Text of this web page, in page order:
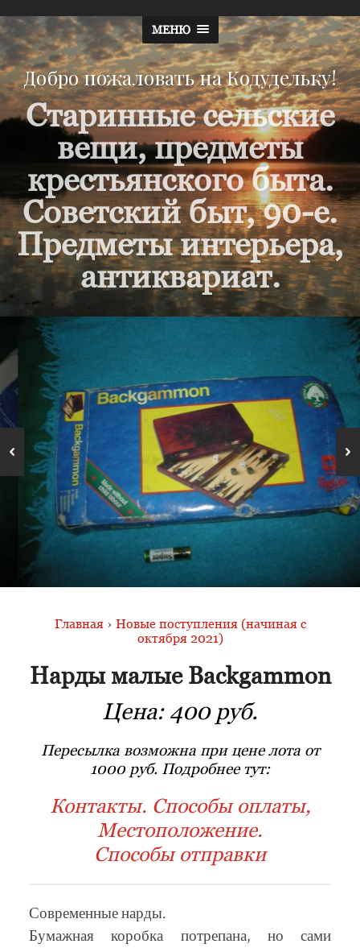
МЕНЮ
Добро пожаловать на Кодудельку!
Старинные сельские
вещи, предметы
крестьянского быта.
Советский быт, 90-е.
Предметы интерьера,
антиквариат.
Главная › Новые поступления (начиная с
октября 2021)
Нарды малые Backgammon
Цена: 400 руб.
Пересылка возможна при цене лота от
1000 руб. Подробнее тут:
Контакты. Способы оплаты,
Местоположение.
Способы отправки
Современные нарды.
Бумажная коробка потрепана, но сами